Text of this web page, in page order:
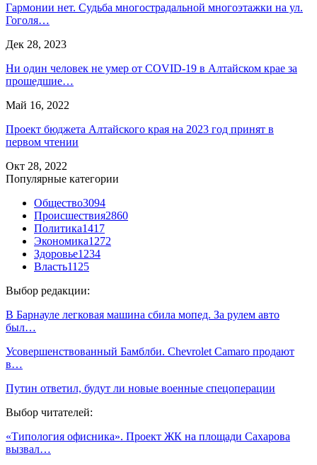
Гармонии нет. Судьба многострадальной многоэтажки на ул.
Гоголя…
Дек 28, 2023
Ни один человек не умер от COVID-19 в Алтайском крае за
прошедшие…
Май 16, 2022
Проект бюджета Алтайского края на 2023 год принят в
первом чтении
Окт 28, 2022
Популярные категории
Общество3094
Происшествия2860
Политика1417
Экономика1272
Здоровье1234
Власть1125
Выбор редакции:
В Барнауле легковая машина сбила мопед. За рулем авто
был…
Усовершенствованный Бамблби. Chevrolet Camaro продают
в…
Путин ответил, будут ли новые военные спецоперации
Выбор читателей:
«Типология офисника». Проект ЖК на площади Сахарова
вызвал…